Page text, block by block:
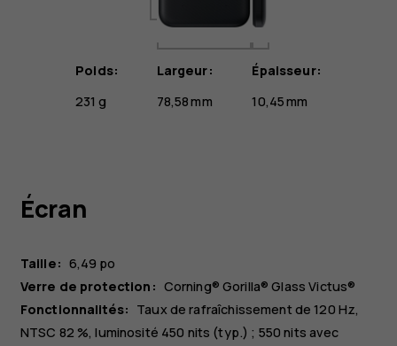
Poids:
231 g
Largeur:
78,58 mm
Épaisseur:
10,45 mm
Écran
Taille: 6,49 po
Verre de protection: Corning® Gorilla® Glass Victus®
Fonctionnalités: Taux de rafraîchissement de 120 Hz,
NTSC 82 %, luminosité 450 nits (typ.) ; 550 nits avec